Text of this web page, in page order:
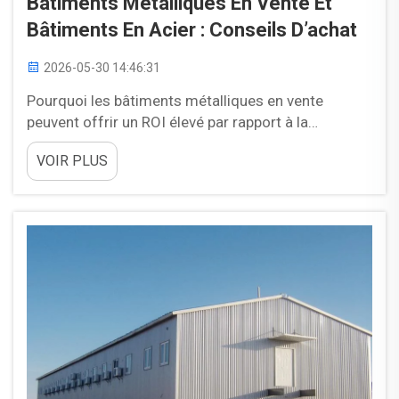
Bâtiments En Acier : Conseils D’achat
2026-05-30 14:46:31
Pourquoi les bâtiments métalliques en vente
peuvent offrir un ROI élevé par rapport à la
construction traditionnelle. Comprendre les
avantages en termes de coûts et de cycle de vie.
Les bâtiments en acier préfabriqués sont souvent
de mise en œuvre et valeur à long terme. Comparés
VOIR PLUS